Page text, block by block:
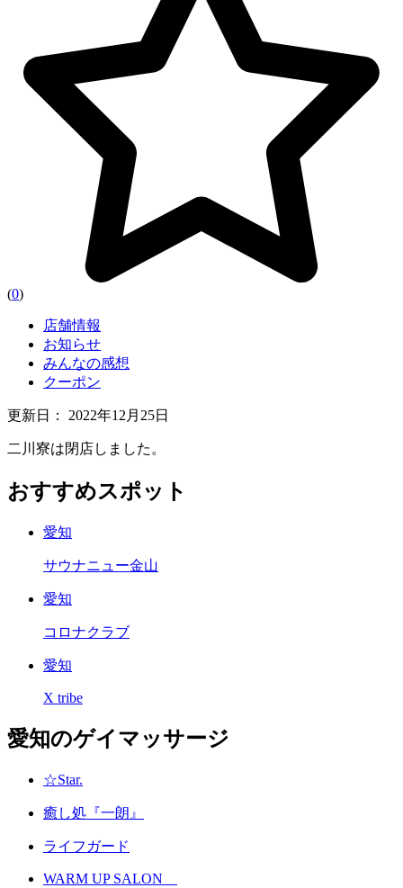
(0)
店舗情報
お知らせ
みんなの感想
クーポン
更新日： 2022年12月25日
二川寮は閉店しました。
おすすめスポット
愛知
サウナニュー金山
愛知
コロナクラブ
愛知
X tribe
愛知のゲイマッサージ
☆Star.
癒し処『一朗』
ライフガード
WARM UP SALON